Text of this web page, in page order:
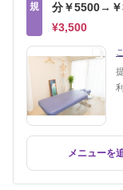
規
分￥5500→￥
¥3,500
メニューを